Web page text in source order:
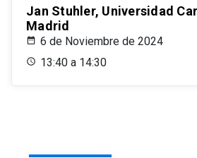
Jan Stuhler, Universidad
Madrid
6 de Noviembre de 2024
13:40 a 14:30